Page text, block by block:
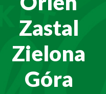
Zastal
Zielona
Góra